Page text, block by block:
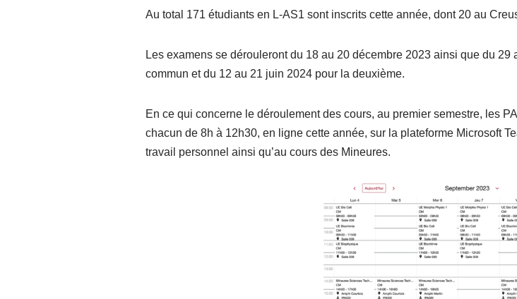
Au total 171 étudiants en L-AS1 sont inscrits cette année, dont 20 au
Les examens se dérouleront du 18 au 20 décembre 2023 ainsi que du
commun et du 12 au 21 juin 2024 pour la deuxième.
En ce qui concerne le déroulement des cours, au premier semestre, les
chacun de 8h à 12h30, en ligne cette année, sur la plateforme Microsoft
travail personnel ainsi qu’au cours des Mineures.